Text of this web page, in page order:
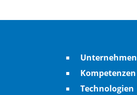
Unternehmen
Kompetenzen
Technologien